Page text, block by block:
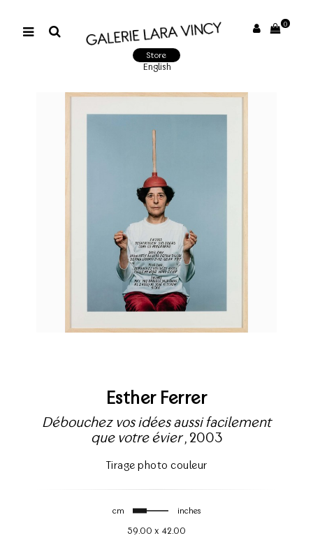
0
Store
English
Esther Ferrer
Débouchez vos idées aussi facilement
que votre évier, 2003
Tirage photo couleur
cm inches
59.00 x 42.00